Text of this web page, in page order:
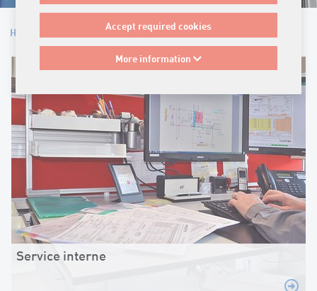
Accept required cookies
More information
Home Vente en Suisse
Service interne